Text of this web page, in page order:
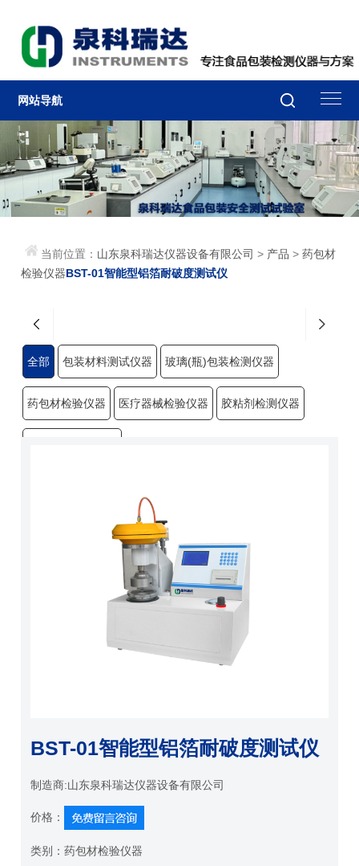
网站导航
当前位置： 山东泉科瑞达仪器设备有限公司 > 产品 >药包材
检验仪器BST-01智能型铝箔耐破度测试仪
全部 包装材料测试仪器 玻璃(瓶)包装检测仪器
药包材检验仪器 医疗器械检验仪器 胶粘剂检测仪器
BST-01智能型铝箔耐破度测试仪
制造商:山东泉科瑞达仪器设备有限公司
价格：
类别：药包材检验仪器